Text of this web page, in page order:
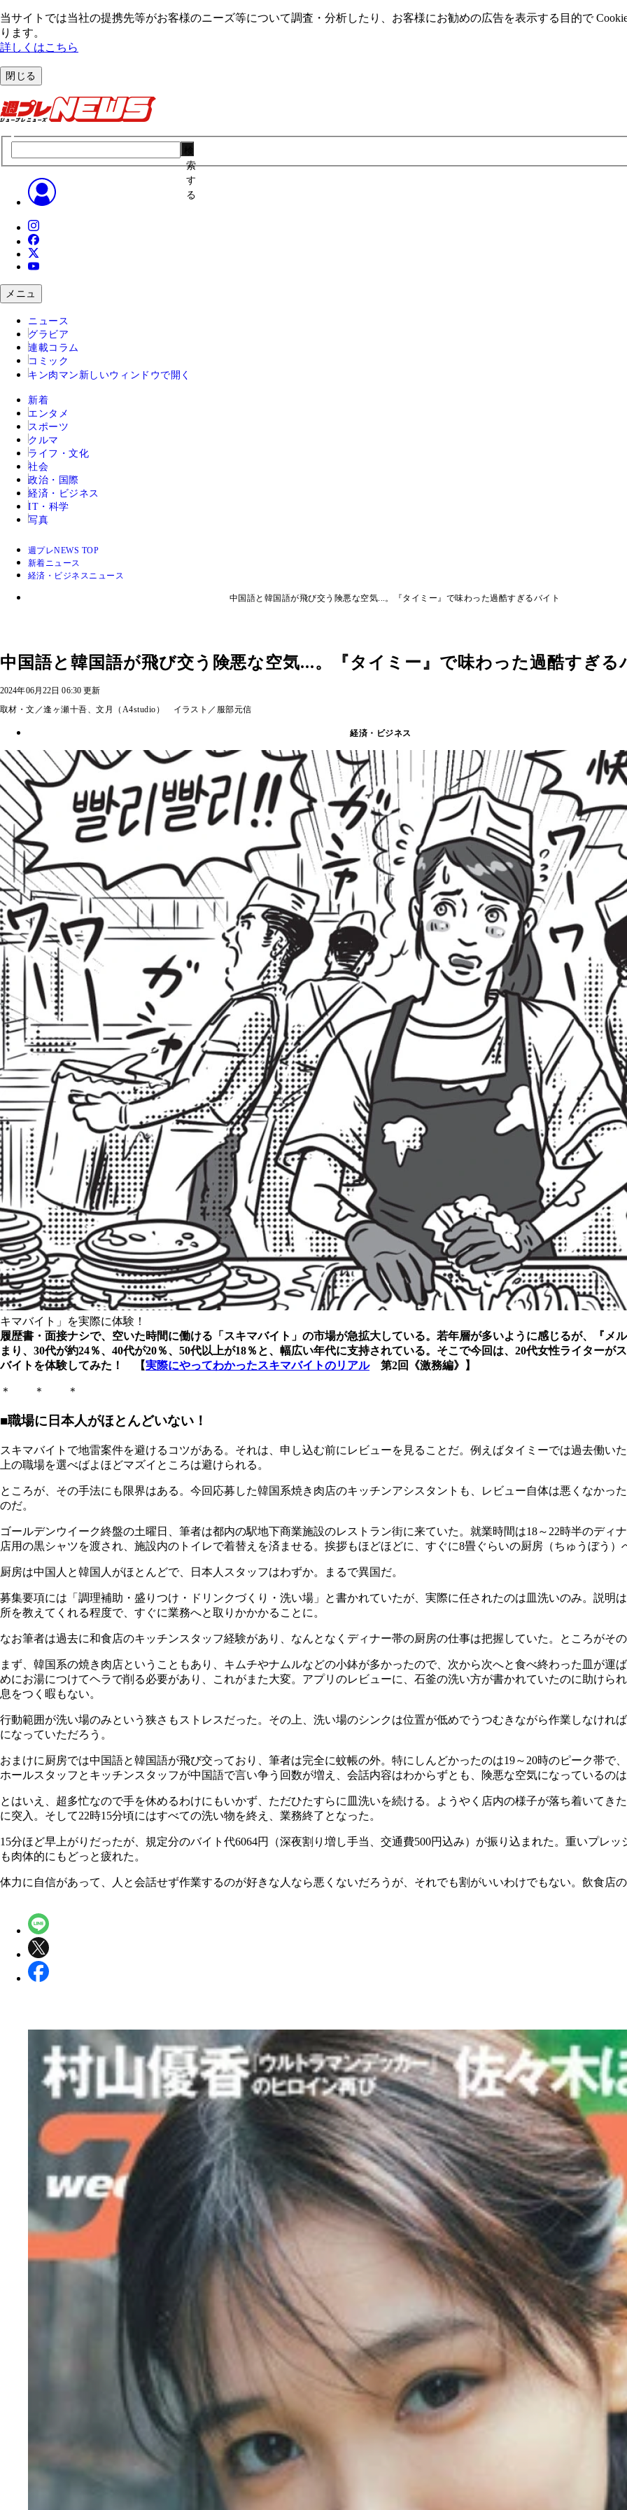
当サイトでは当社の提携先等がお客様のニーズ等について調査・分析したり、お客様にお勧めの広告を表⽰する⽬的で
ります。
詳しくはこちら
閉じる
索
す
る
メニュ
ニュース
グラビア
連載コラム
コミック
キン肉マン 新しいウィンドウで開く
新着
エンタメ
スポーツ
クルマ
ライフ・文化
社会
政治・国際
経済・ビジネス
IT・科学
写真
週プレNEWS TOP
新着ニュース
経済・ビジネスニュース
中国語と韓国語が飛び交う険悪な空気...。『タイミー』で味わった過酷すぎるバイト
中国語と韓国語が飛び交う険悪な空気...。『タイミー』で味わった過酷すぎる
2024年06月22日 06:30 更新
取材・文／逢ヶ瀬十吾、文月（A4studio） イラスト／服部元信
経済・ビジネス
キマバイト」を実際に体験！
履歴書・面接ナシで、空いた時間に働ける「スキマバイト」の市場が急拡大している。若年層が多いように感じるが、『メ
まり、30代が約24％、40代が20％、50代以上が18％と、幅広い年代に支持されている。そこで今回は、20代女性ライター
バイトを体験してみた！ 【実際にやってわかったスキマバイトのリアル第2回《激務編》】
＊ ＊ ＊
■職場に日本人がほとんどいない！
スキマバイトで地雷案件を避けるコツがある。それは、申し込む前にレビューを見ることだ。例えばタイミーでは過去働い
上の職場を選べばよほどマズイところは避けられる。
ところが、その手法にも限界はある。今回応募した韓国系焼き肉店のキッチンアシスタントも、レビュー自体は悪くなかっ
のだ。
ゴールデンウイーク終盤の土曜日、筆者は都内の駅地下商業施設のレストラン街に来ていた。就業時間は18～22時半のディ
店用の黒シャツを渡され、施設内のトイレで着替えを済ませる。挨拶もほどほどに、すぐに8畳ぐらいの厨房（ちゅうぼう）
厨房は中国人と韓国人がほとんどで、日本人スタッフはわずか。まるで異国だ。
募集要項には「調理補助・盛りつけ・ドリンクづくり・洗い場」と書かれていたが、実際に任されたのは皿洗いのみ。説明
所を教えてくれる程度で、すぐに業務へと取りかかかることに。
なお筆者は過去に和食店のキッチンスタッフ経験があり、なんとなくディナー帯の厨房の仕事は把握していた。ところがそ
まず、韓国系の焼き肉店ということもあり、キムチやナムルなどの小鉢が多かったので、次から次へと食べ終わった皿が運
めにお湯につけてヘラで削る必要があり、これがまた大変。アプリのレビューに、石釜の洗い方が書かれていたのに助けら
息をつく暇もない。
行動範囲が洗い場のみという狭さもストレスだった。その上、洗い場のシンクは位置が低めでうつむきながら作業しなけれ
になっていただろう。
おまけに厨房では中国語と韓国語が飛び交っており、筆者は完全に蚊帳の外。特にしんどかったのは19～20時のピーク帯で
ホールスタッフとキッチンスタッフが中国語で言い争う回数が増え、会話内容はわからずとも、険悪な空気になっているの
とはいえ、超多忙なので手を休めるわけにもいかず、ただひたすらに皿洗いを続ける。ようやく店内の様子が落ち着いてき
に突入。そして22時15分頃にはすべての洗い物を終え、業務終了となった。
15分ほど早上がりだったが、規定分のバイト代6064円（深夜割り増し手当、交通費500円込み）が振り込まれた。重いプレ
も肉体的にもどっと疲れた。
体力に自信があって、人と会話せず作業するのが好きな人なら悪くないだろうが、それでも割がいいわけでもない。飲食店